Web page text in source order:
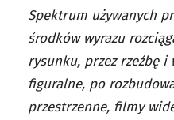
Spektrum używanych
środków wyrazu
rysunku, przez rzeźbę
figuralne, po
przestrzenne, filmy